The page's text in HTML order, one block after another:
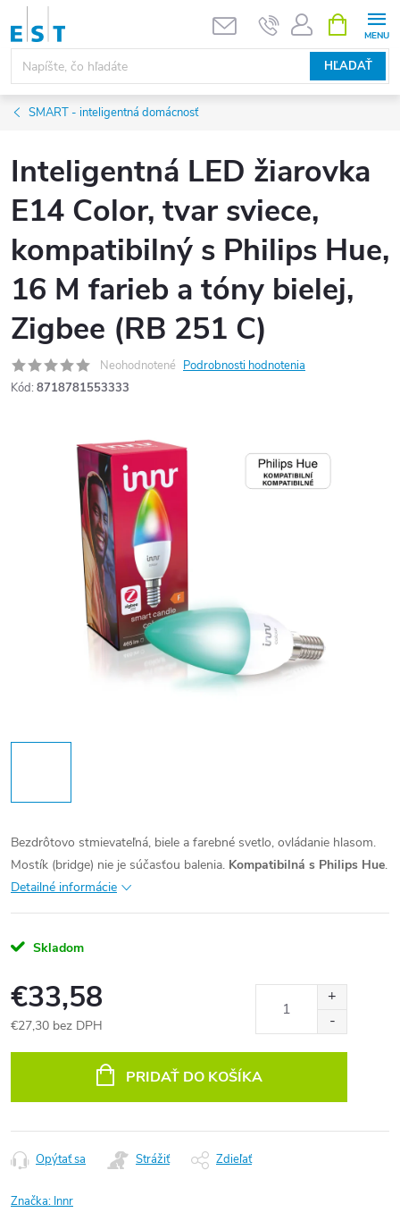
Prejsť
obsah
HĽADAŤ
KOŠÍK
SMART - inteligentná domácnosť
Inteligentná LED žiarovka
E14 Color, tvar sviece,
kompatibilný s Philips Hue,
16 M farieb a tóny bielej,
Zigbee (RB 251 C)
Neohodnotené Podrobnosti hodnotenia
Kód: 8718781553333
Bezdrôtovo stmievateľná, biele a farebné svetlo, ovládanie hlasom.
Mostík (bridge) nie je súčasťou balenia. Kompatibilná s Philips Hue.
Detailné informácie
Skladom
€33,58
€27,30 bez DPH
PRIDAŤ DO KOŠÍKA
Opýtať sa Strážiť Zdieľať
Značka: Innr